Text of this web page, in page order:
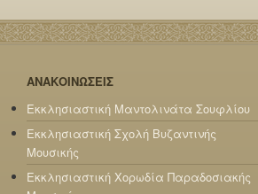
ΑΝΑΚΟΙΝΩΣΕΙΣ
Εκκλησιαστική Μαντολινάτα Σουφλίου
Εκκλησιαστική Σχολή Βυζαντινής
Μουσικής
Εκκλησιαστική Χορωδία Παραδοσιακής